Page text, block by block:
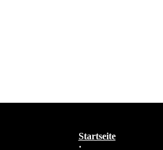
Startseite
·